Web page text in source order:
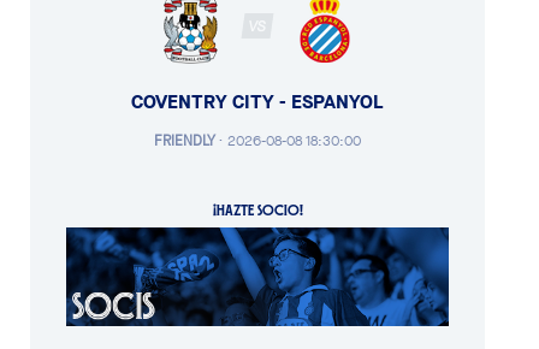
VS
COVENTRY CITY - ESPANYOL
FRIENDLY· 2026-08-08 18:30:00
¡HAZTE SOCIO!